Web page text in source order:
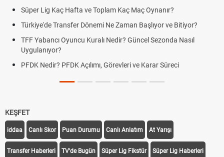
Kaç Hafta ve Toplam Kaç Maç Oynanır?
Transfer Dönemi Ne Zaman Başlıyor ve Bitiyor?
Oyuncu Kuralı Nedir? Güncel Sezonda Nasıl
PFDK Açılımı, Görevleri ve Karar Süreci
Futbol
KEŞFET
iddaa Canlı Skor Puan Durumu Canlı Anlatım At Yarışı